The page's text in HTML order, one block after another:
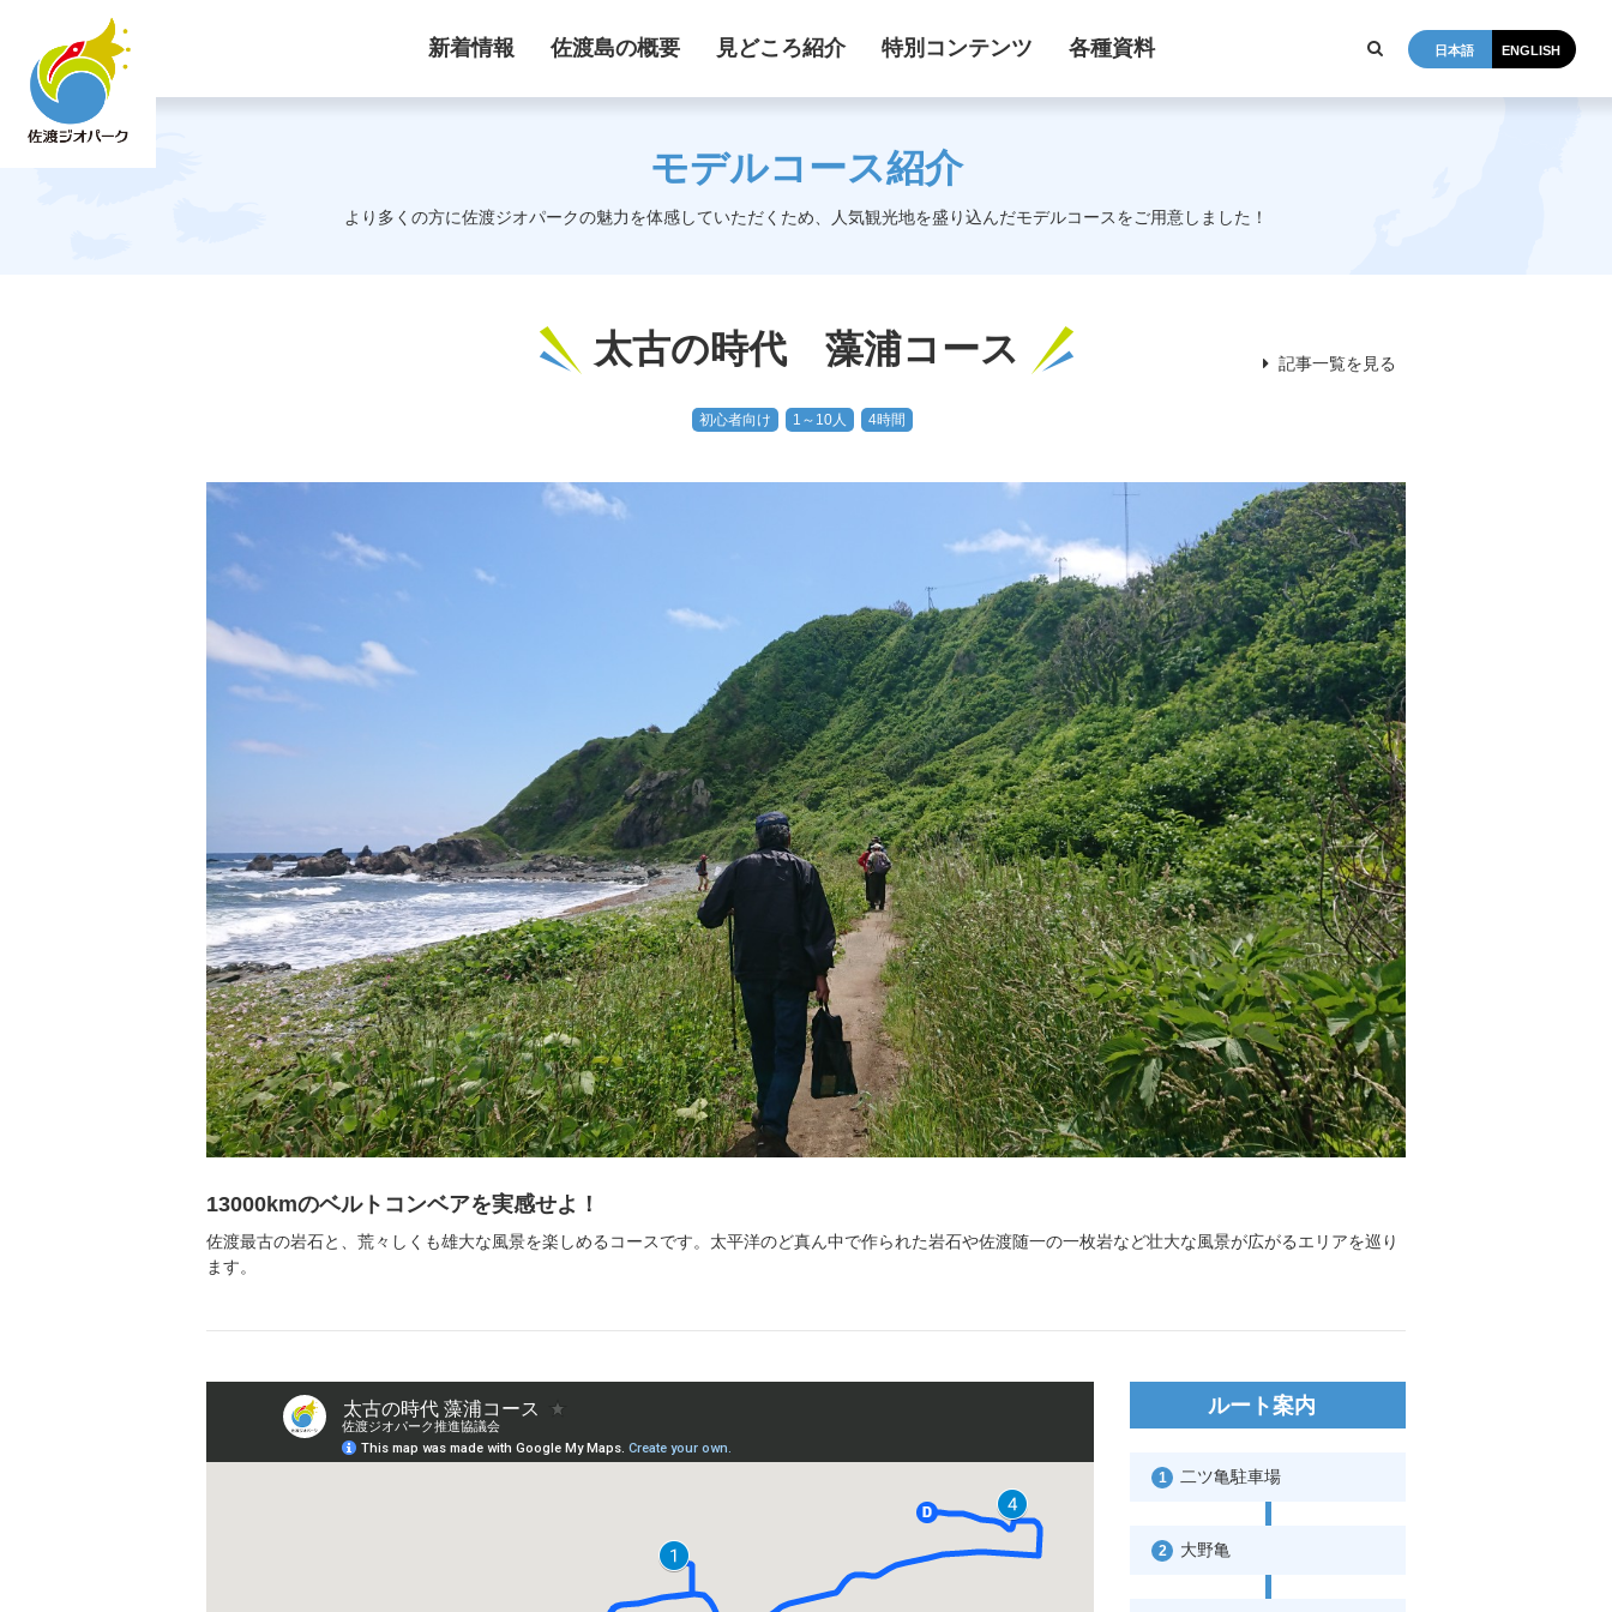
新着情報 佐渡島の概要 見どころ紹介 特別コンテンツ 各種資料 日本語 ENGLISH
モデルコース紹介
より多くの方に佐渡ジオパークの魅力を体感していただくため、人気観光地を盛り込んだモデルコースをご用意しました！
太古の時代 藻浦コース 記事一覧を見る
初心者向け 1～10人 4時間
13000kmのベルトコンベアを実感せよ！
佐渡最古の岩石と、荒々しくも雄大な風景を楽しめるコースです。太平洋のど真ん中で作られた岩石や佐渡随一の一枚岩など壮大な風景が広がるエリアを巡り
ます。
ルート案内
1 二ツ亀駐車場
2 大野亀